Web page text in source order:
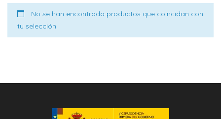
No se han encontrado productos que coincidan con
tu selección.